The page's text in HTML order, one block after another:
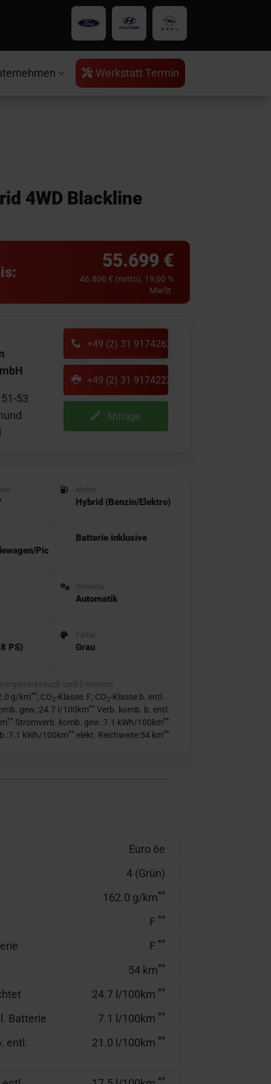
3  Werkstatt Termin
4WD Blackline
55.699 €
46.806 € (netto), 19,00 %
MwSt.
53
+49 (2) 31 9174262
+49 (2) 31 9174222
Anfrage
Pic
PS)
Motor
Hybrid (Benzin/Elektro)
Batterie inklusive
Getriebe
Automatik
Farbe
Grau
und Emission
g/km**; CO2-Klasse: F; CO2-Klasse b. entl.
gew.:24.7 l/100km** Verb. komb. b. entl.
** Stromverb. komb. gew.:7.1 kWh/100km**
kWh/100km** elekt. Reichweite:54 km**
Euro 6e
4 (Grün)
162.0 g/km**
F **
F **
54 km**
24.7 l/100km **
Batterie 7.1 l/100km **
entl.
21.0 l/100km **
**